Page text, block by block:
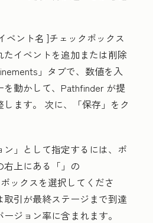
ベント名 ]チェックボックス
たイベントを追加または削除
」 タブで、 数値を入
を動かして、Pathfinder が提
ます。
次に、 「保存」 をク
」として指定するには、ポ
右上にある「 」の
ックスを選択してくださ
引が最終ステージまで到達
ジョン率に含まれます。